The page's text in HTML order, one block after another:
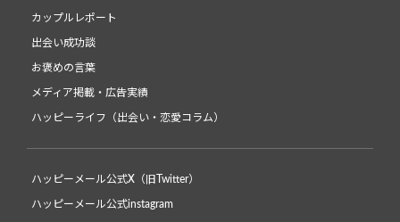
カップルレポート
出会い成功談
お褒めの言葉
メディア掲載・広告実績
ハッピーライフ（出会い・恋愛コラム）
ハッピーメール公式X（旧Twitter）
ハッピーメール公式instagram